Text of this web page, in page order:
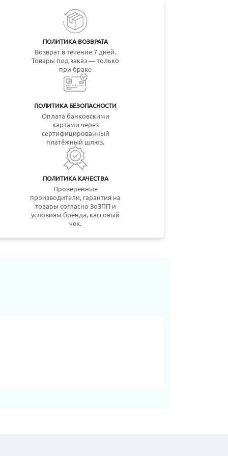
ПОЛИТИКА ВОЗВРАТА
Возврат в течение 7 дней.
Товары под заказ — только
при браке
ПОЛИТИКА БЕЗОПАСНОСТИ
Оплата банковскими
картами через
сертифицированный
платёжный шлюз.
ПОЛИТИКА КАЧЕСТВА
Проверенные
производители, гарантия на
товары согласно ЗоЗПП и
условиям бренда, кассовый
чек.